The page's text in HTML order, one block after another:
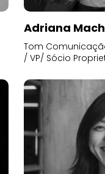
Adriana
Tom
/ VP/ Sócio